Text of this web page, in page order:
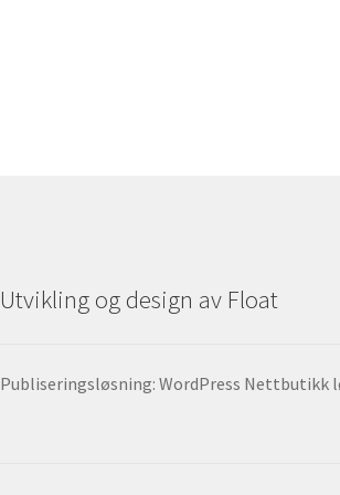
Utvikling og design av Float
Publiseringsløsning: WordPress Nettbutikk